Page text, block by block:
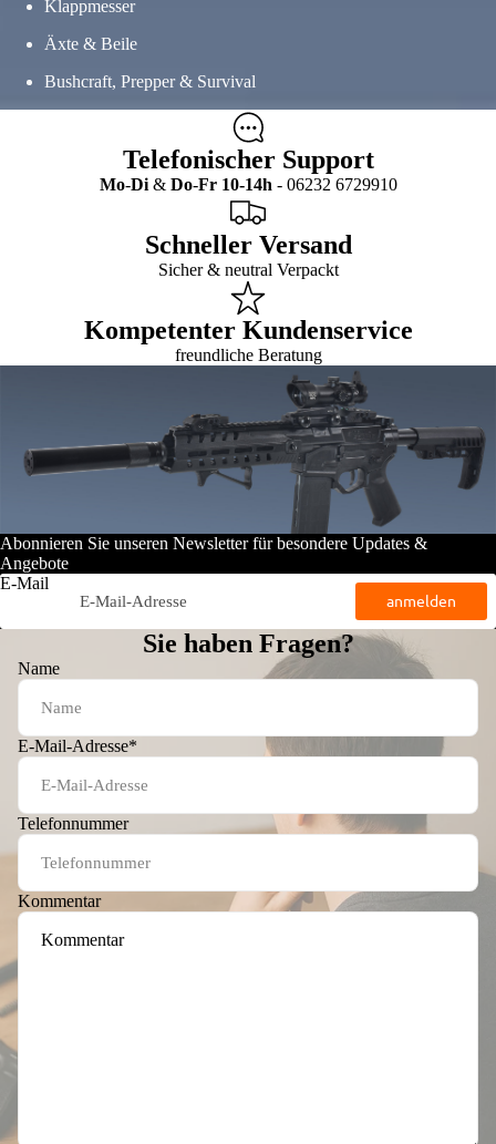
Klappmesser
Äxte & Beile
Bushcraft, Prepper & Survival
Telefonischer Support
Mo-Di& Do-Fr 10-14h - 06232 6729910
Schneller Versand
Sicher & neutral Verpackt
Kompetenter Kundenservice
freundliche Beratung
Abonnieren Sie unseren Newsletter für besondere Updates &
Angebote
E-Mail
anmelden
Sie haben Fragen?
Name
E-Mail-Adresse*
Telefonnummer
Kommentar